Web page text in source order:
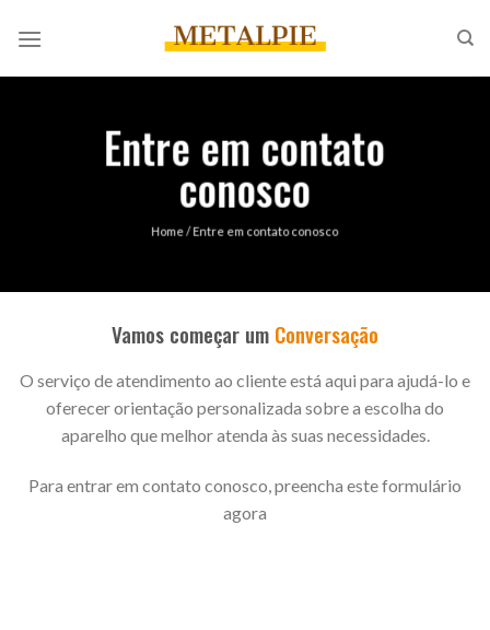
para
Entre em contato
conosco
Home / Entre em contato conosco
Vamos começar um Conversação
O serviço de atendimento ao cliente está aqui para ajudá-lo e
oferecer orientação personalizada sobre a escolha do
aparelho que melhor atenda às suas necessidades.
Para entrar em contato conosco, preencha este formulário
agora